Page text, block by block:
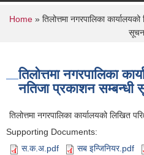
You are here
Home» तिलोत्तमा नगरपालिका
तिलोत्तमा नगरपालिका
नतिजा प्रकाशन सम्बन्धी
तिलोत्तमा नगरपालिका कार्यालयको लिखित
Supporting Documents:
स‍.क.अ.pdf
सब इन्जिनियर.pdf